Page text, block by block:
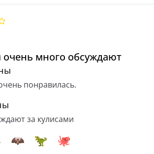
очень много обсуждают
понравилась.
за кулисами